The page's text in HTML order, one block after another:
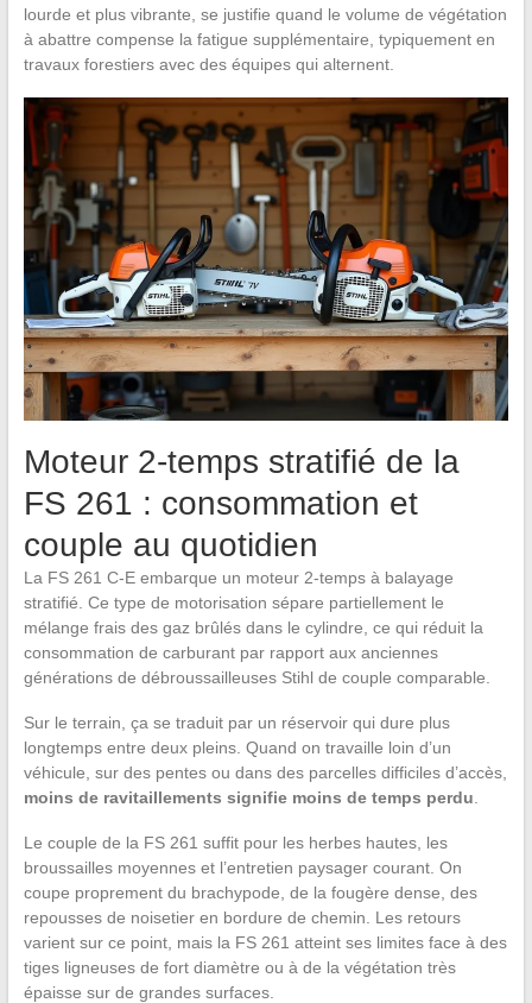
lourde et plus vibrante, se justifie quand le volume de végétation
à abattre compense la fatigue supplémentaire, typiquement en
travaux forestiers avec des équipes qui alternent.
Moteur 2-temps stratifié de la
FS 261 : consommation et
couple au quotidien
La FS 261 C-E embarque un moteur 2-temps à balayage
stratifié. Ce type de motorisation sépare partiellement le
mélange frais des gaz brûlés dans le cylindre, ce qui réduit la
consommation de carburant par rapport aux anciennes
générations de débroussailleuses Stihl de couple comparable.
Sur le terrain, ça se traduit par un réservoir qui dure plus
longtemps entre deux pleins. Quand on travaille loin d’un
véhicule, sur des pentes ou dans des parcelles difficiles d’accès,
moins de ravitaillements signifie moins de temps perdu.
Le couple de la FS 261 suffit pour les herbes hautes, les
broussailles moyennes et l’entretien paysager courant. On
coupe proprement du brachypode, de la fougère dense, des
repousses de noisetier en bordure de chemin. Les retours
varient sur ce point, mais la FS 261 atteint ses limites face à des
tiges ligneuses de fort diamètre ou à de la végétation très
épaisse sur de grandes surfaces.